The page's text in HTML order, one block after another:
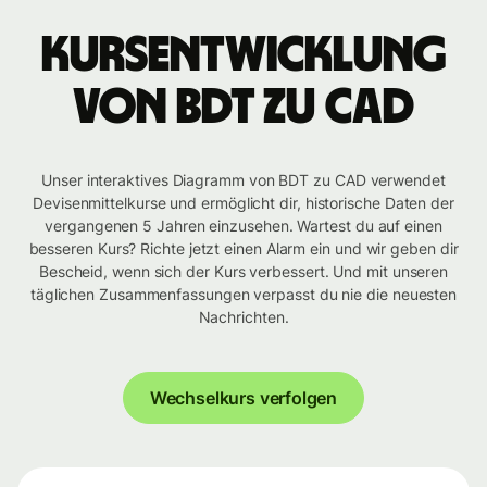
Kursentwicklung
von BDT zu CAD
Unser interaktives Diagramm von BDT zu CAD verwendet
Devisenmittelkurse und ermöglicht dir, historische Daten der
vergangenen 5 Jahren einzusehen. Wartest du auf einen
besseren Kurs? Richte jetzt einen Alarm ein und wir geben dir
Bescheid, wenn sich der Kurs verbessert. Und mit unseren
täglichen Zusammenfassungen verpasst du nie die neuesten
Nachrichten.
Wechselkurs verfolgen